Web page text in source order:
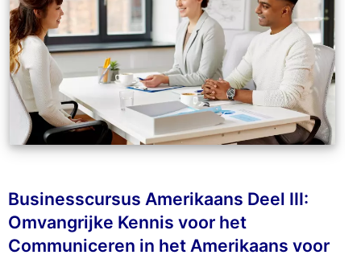
Businesscursus Amerikaans Deel III:
Omvangrijke Kennis voor het
Communiceren in het Amerikaans voor